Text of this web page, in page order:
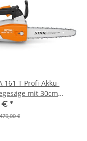
161 T Profi-Akku-
mit 30cm
€ *
479,00 €